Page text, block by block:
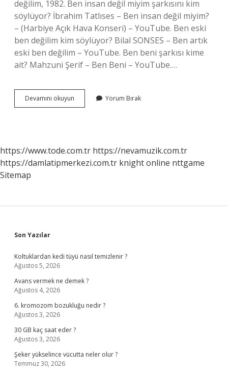
değilim, 1982. Ben insan değil miyim şarkısını kim
söylüyor? İbrahim Tatlıses – Ben insan değil miyim?
– (Harbiye Açık Hava Konseri) – YouTube. Ben eski
ben değilim kim söylüyor? Bilal SONSES – Ben artık
eski ben değilim – YouTube. Ben beni şarkısı kime
ait? Mahzuni Şerif – Ben Beni – YouTube.…
Devamını okuyun
O
Kim
Söylüyor
Yorum Bırak
https://www.tode.com.tr https://nevamuzik.com.tr
https://damlatipmerkezi.com.tr knight online nttgame
Sitemap
Sidebar
Son Yazılar
Koltuklardan kedi tüyü nasıl temizlenir ?
Ağustos 5, 2026
Avans vermek ne demek ?
Ağustos 4, 2026
6. kromozom bozukluğu nedir ?
Ağustos 3, 2026
30 GB kaç saat eder ?
Ağustos 3, 2026
Şeker yükselince vücutta neler olur ?
Temmuz 30, 2026